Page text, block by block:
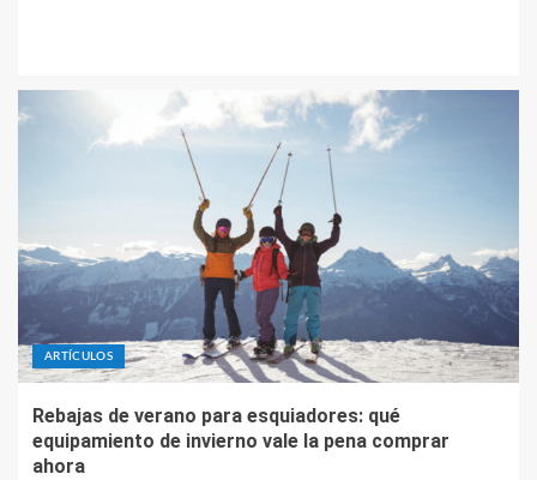
ARTÍCULOS
Rebajas de verano para esquiadores: qué
equipamiento de invierno vale la pena comprar
ahora